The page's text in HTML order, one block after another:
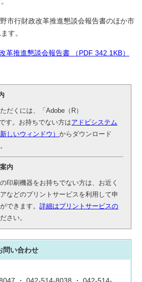
市行財政改革推進懇談会報告書のほか市
す。
革推進懇談会報告書 （PDF 342.1KB）
だくには、「Adobe（R）
す。お持ちでない方はアドビシステム
しいウィンドウ）からダウンロード
内
印刷機器をお持ちでない方は、お近く
などのプリントサービスを利用して申
できます。詳細はプリントサービスの
さい。
問い合わせ